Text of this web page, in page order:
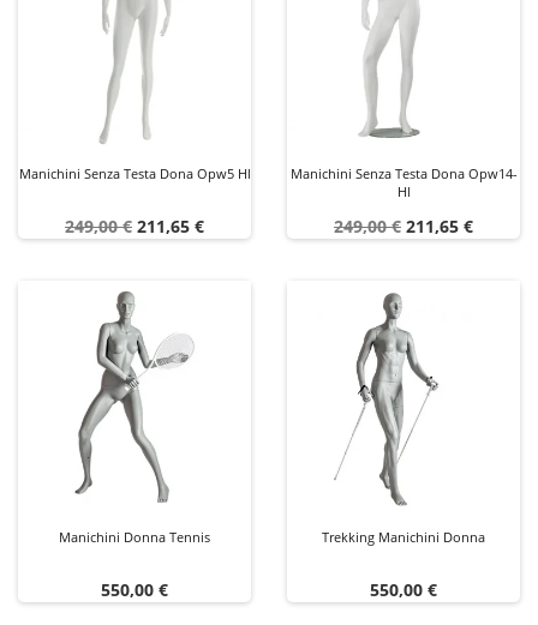
Manichini Senza Testa Dona Opw5 Hl
Prezzo
249,00 € Prezzo
211,65 €
Manichini Senza Testa Dona Opw14-
Hl
Prezzo
249,00 € Prezzo
211,65 €
Manichini Donna Tennis
Prezzo
550,00 €
Trekking Manichini Donna
Prezzo
550,00 €